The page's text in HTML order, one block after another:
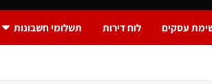
עסקים לוח דירות תשלומי חשבונות